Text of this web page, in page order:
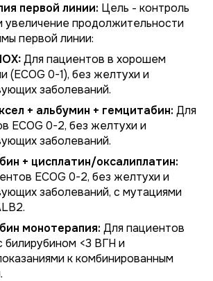
первой линии: Цель - контроль
увеличение продолжительности
первой линии:
Для пациентов в хорошем
(ECOG 0-1), без желтухи и
заболеваний.
+ альбумин + гемцитабин: Для
ECOG 0-2, без желтухи и
заболеваний.
+ цисплатин/оксалиплатин:
ECOG 0-2, без желтухи и
заболеваний, с мутациями
монотерапия: Для пациентов
билирубином <3 ВГН и
к комбинированным